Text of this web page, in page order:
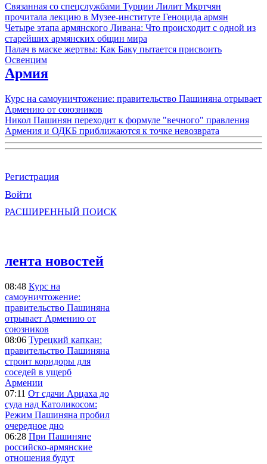
Связанная со спецслужбами Турции Лилит Мкртчян
прочитала лекцию в Музее-институте Геноцида армян
Четыре этапа армянского Ливана: Что происходит с одной из
старейших армянских общин мира
Палач в маске жертвы: Как Баку пытается присвоить
Освенцим
Армия
Курс на самоуничтожение: правительство Пашиняна отрывает
Армению от союзников
Никол Пашинян переходит к формуле "вечного" правления
Армения и ОДКБ приближаются к точке невозврата
Регистрация
Войти
РАСШИРЕННЫЙ ПОИСК
лента новостей
08:48 Курс на
самоуничтожение:
правительство Пашиняна
отрывает Армению от
союзников
08:06 Турецкий капкан:
правительство Пашиняна
строит коридоры для
соседей в ущерб
Армении
07:11 От сдачи Арцаха до
суда над Католикосом:
Режим Пашиняна пробил
очередное дно
06:28 При Пашиняне
российско-армянские
отношения будут